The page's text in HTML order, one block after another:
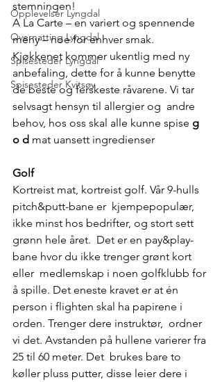
Opplevelser Lyngdal
Overnatting Lyngdal
Spisesteder Lyngdal
Spisesteder Kvitsøy
stemningen!
A La Carte – en variert og spennende
meny – noe for enhver smak.
Kjøkkenet kommer ukentlig med ny
anbefaling, dette for å kunne benytte
de beste og ferskeste råvarene. Vi tar
selvsagt hensyn til allergier og  andre
behov, hos oss skal alle kunne spise g
o d mat uansett ingredienser
Golf
Kortreist mat, kortreist golf. Vår 9-hulls
pitch&putt-bane er  kjempepopulær,
ikke minst hos bedrifter, og stort sett
grønn hele året.  Det er en pay&play-
bane hvor du ikke trenger grønt kort
eller  medlemskap i noen golfklubb for
å spille. Det eneste kravet er at én
person i flighten skal ha papirene i
orden. Trenger dere instruktør,  ordner
vi det. Avstanden på hullene varierer fra
25 til 60 meter. Det  brukes bare to
køller pluss putter, disse leier dere i